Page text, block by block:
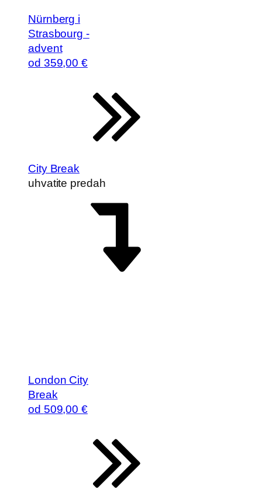
Nürnberg i
Strasbourg -
advent
od 359,00 €
City Break
uhvatite predah
London City
Break
od 509,00 €